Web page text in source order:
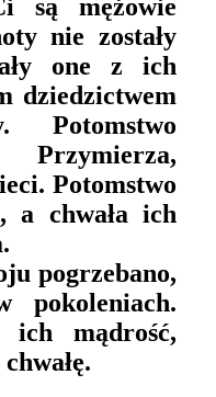
są mężowie
nie zostały
one z ich
dziedzictwem
Potomstwo
Potomstwo
a chwała ich
pogrzebano,
ich mądrość,